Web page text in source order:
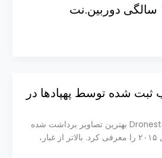
شده توسط پهپادها در
شبکه اجتماعی Dronestagram بهترین تصاویر برداشت شده
با دوربین پهپادها در سال ۲۰۱۵ را معرفی کرد. بالاتر از غبار،